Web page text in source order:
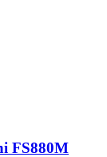
FS880M